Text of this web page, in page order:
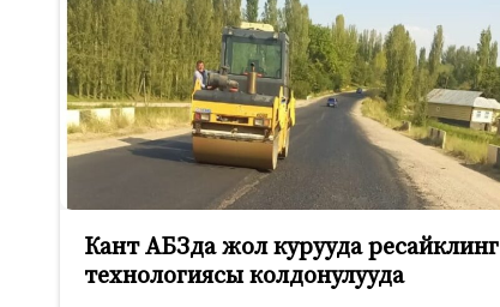
Кант АБЗда жол курууда ресайклинг
технологиясы колдонулууда